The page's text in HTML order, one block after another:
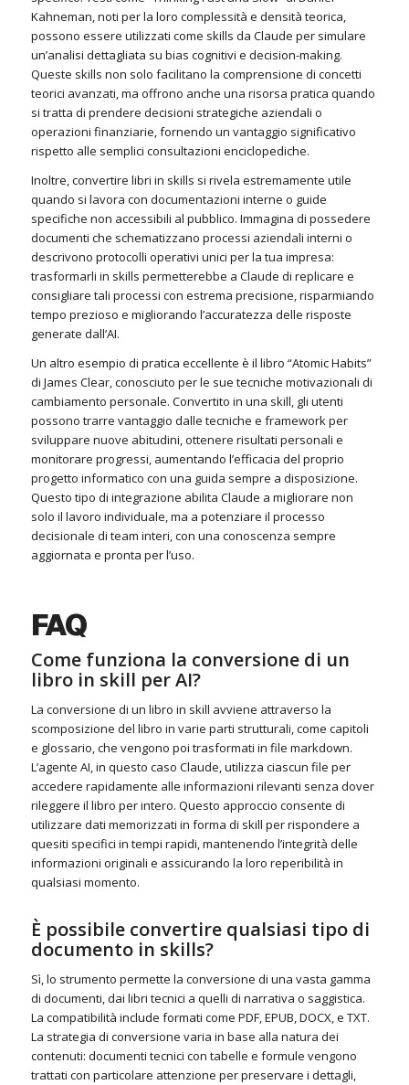
Kahneman, noti per la loro complessità e densità teorica,
possono essere utilizzati come skills da Claude per simulare
un’analisi dettagliata su bias cognitivi e decision-making.
Queste skills non solo facilitano la comprensione di concetti
teorici avanzati, ma offrono anche una risorsa pratica quando
si tratta di prendere decisioni strategiche aziendali o
operazioni finanziarie, fornendo un vantaggio significativo
rispetto alle semplici consultazioni enciclopediche.
Inoltre, convertire libri in skills si rivela estremamente utile
quando si lavora con documentazioni interne o guide
specifiche non accessibili al pubblico. Immagina di possedere
documenti che schematizzano processi aziendali interni o
descrivono protocolli operativi unici per la tua impresa:
trasformarli in skills permetterebbe a Claude di replicare e
consigliare tali processi con estrema precisione, risparmiando
tempo prezioso e migliorando l’accuratezza delle risposte
generate dall’AI.
Un altro esempio di pratica eccellente è il libro “Atomic Habits”
di James Clear, conosciuto per le sue tecniche motivazionali di
cambiamento personale. Convertito in una skill, gli utenti
possono trarre vantaggio dalle tecniche e framework per
sviluppare nuove abitudini, ottenere risultati personali e
monitorare progressi, aumentando l’efficacia del proprio
progetto informatico con una guida sempre a disposizione.
Questo tipo di integrazione abilita Claude a migliorare non
solo il lavoro individuale, ma a potenziare il processo
decisionale di team interi, con una conoscenza sempre
aggiornata e pronta per l’uso.
FAQ
Come funziona la conversione di un
libro in skill per AI?
La conversione di un libro in skill avviene attraverso la
scomposizione del libro in varie parti strutturali, come capitoli
e glossario, che vengono poi trasformati in file markdown.
L’agente AI, in questo caso Claude, utilizza ciascun file per
accedere rapidamente alle informazioni rilevanti senza dover
rileggere il libro per intero. Questo approccio consente di
utilizzare dati memorizzati in forma di skill per rispondere a
quesiti specifici in tempi rapidi, mantenendo l’integrità delle
informazioni originali e assicurando la loro reperibilità in
qualsiasi momento.
È possibile convertire qualsiasi tipo di
documento in skills?
Sì, lo strumento permette la conversione di una vasta gamma
di documenti, dai libri tecnici a quelli di narrativa o saggistica.
La compatibilità include formati come PDF, EPUB, DOCX, e TXT.
La strategia di conversione varia in base alla natura dei
contenuti: documenti tecnici con tabelle e formule vengono
trattati con particolare attenzione per preservare i dettagli,